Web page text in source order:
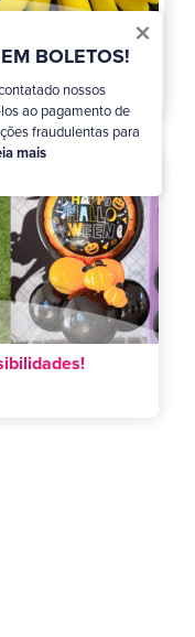
×
BOLETOS!
nossos
ao pagamento de
fraudulentas para
mais
Especiais!